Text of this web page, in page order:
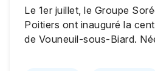
Le 1er juillet, le Groupe
Poitiers ont inauguré la
de Vouneuil-sous-Biard.